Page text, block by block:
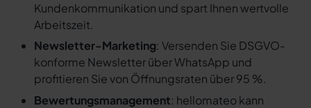
Kundenkommunikation und spart Ihnen wertvolle
Arbeitszeit.
Newsletter-Marketing: Versenden Sie DSGVO-
konforme Newsletter über WhatsApp und
profitieren Sie von Öffnungsraten über 95 %.
Bewertungsmanagement: hellomateo kann